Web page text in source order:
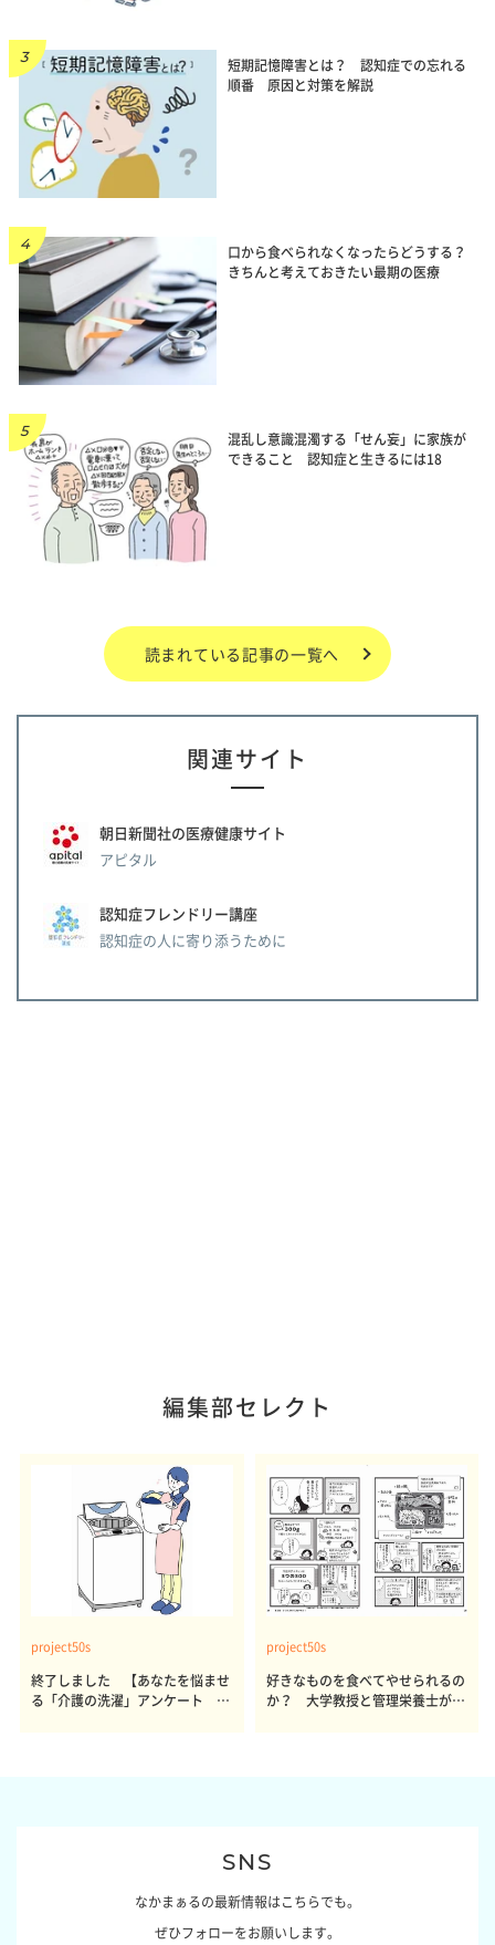
短期記憶障害とは？ 認知症での忘れる
順番 原因と対策を解説
口から食べられなくなったらどうする？
きちんと考えておきたい最期の医療
混乱し意識混濁する「せん妄」に家族が
できること 認知症と生きるには18
読まれている記事の一覧へ
関連サイト
朝日新聞社の医療健康サイト
アピタル
認知症フレンドリー講座
認知症の人に寄り添うために
編集部セレクト
project50s
終了しました 【あなたを悩ませ
る「介護の洗濯」アンケート 体
project50s
好きなものを食べてやせられるの
か？ 大学教授と管理栄養士が出
SNS
なかまぁるの最新情報はこちらでも。
ぜひフォローをお願いします。